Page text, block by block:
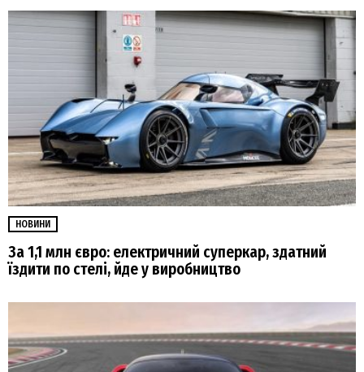
НОВИНИ
За 1,1 млн євро: електричний суперкар, здатний
їздити по стелі, йде у виробництво